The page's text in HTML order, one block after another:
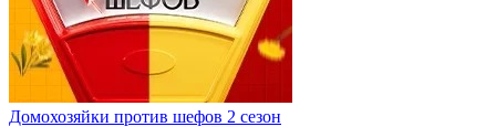
Домохозяйки против шефов 2 сезон